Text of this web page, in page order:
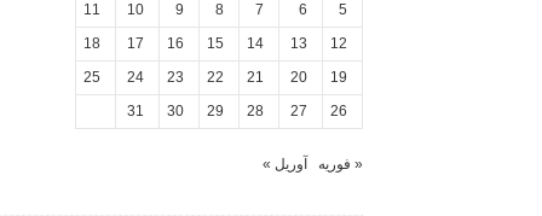
7
10
11
13
14
15
16
17
18
20
21
22
23
24
25
27
28
29
30
31
آوریل »